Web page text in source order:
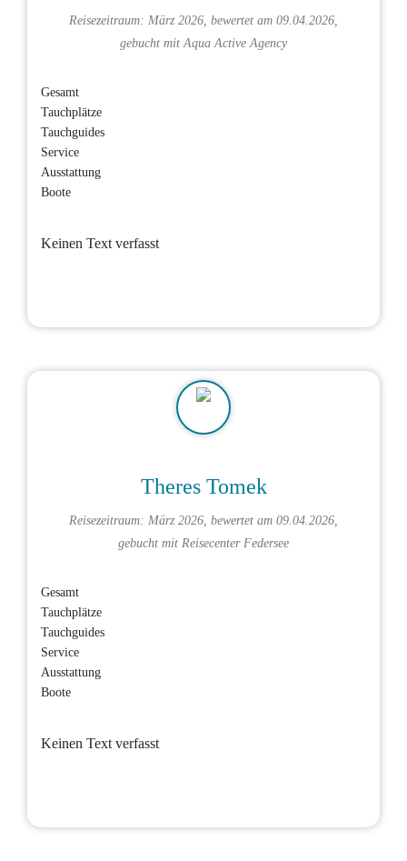
Reisezeitraum: März 2026, bewertet am 09.04.2026,
gebucht mit Aqua Active Agency
Gesamt
Tauchplätze
Tauchguides
Service
Ausstattung
Boote
Keinen Text verfasst
Theres Tomek
Reisezeitraum: März 2026, bewertet am 09.04.2026,
gebucht mit Reisecenter Federsee
Gesamt
Tauchplätze
Tauchguides
Service
Ausstattung
Boote
Keinen Text verfasst